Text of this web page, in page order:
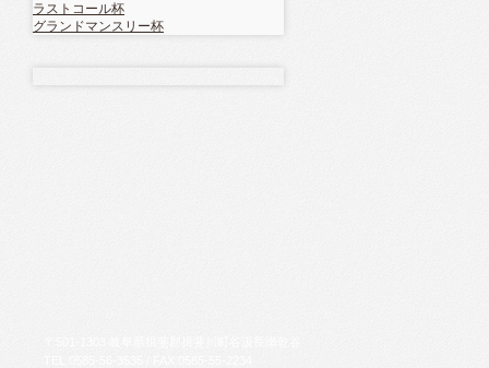
ラストコール杯
グランドマンスリー杯